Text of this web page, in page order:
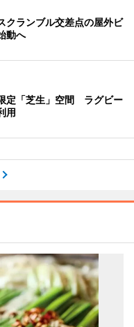
クランブル交差点の屋外ビ
動へ
定「芝生」空間 ラグビー
用